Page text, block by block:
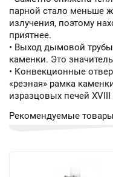
парной стало меньше
излучения, поэтому
приятнее.
• Выход дымовой
каменки. Это
• Конвекционные
«резная» рамка
изразцовых печей XVIII
Рекомендуемые товары